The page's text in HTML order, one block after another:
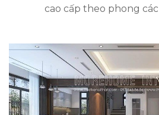
cao cấp theo phong